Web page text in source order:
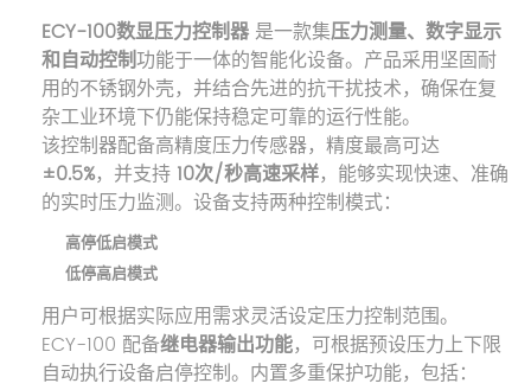
ECY-100数显压力控制器 是一款集压力测量、数字显示
和自动控制功能于一体的智能化设备。产品采用坚固耐
用的不锈钢外壳，并结合先进的抗干扰技术，确保在复
杂工业环境下仍能保持稳定可靠的运行性能。
该控制器配备高精度压力传感器，精度最高可达
±0.5%，并支持 10次/秒高速采样，能够实现快速、准确
的实时压力监测。设备支持两种控制模式：
高停低启模式
低停高启模式
用户可根据实际应用需求灵活设定压力控制范围。
ECY-100 配备继电器输出功能，可根据预设压力上下限
自动执行设备启停控制。内置多重保护功能，包括：